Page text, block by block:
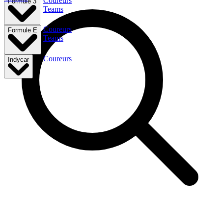
Teams
Formule E
Coureurs
Teams
Indycar Coureurs